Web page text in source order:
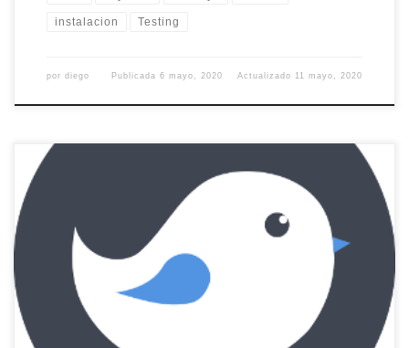
instalacion Testing
por diego Publicada6 mayo, 2020 Actualizado 11 mayo, 2020
De la mano del siempre controversial Ikey Doherty, aterriza
en Debian testing este escritorio compatible con Gnome y
base de SolusOS, un entorno que en palabras de su autor
busca ser «sencillo y elegante» y que presume de ser
altamente configurable. A priori, el elemento más
característico de este nuevo […]